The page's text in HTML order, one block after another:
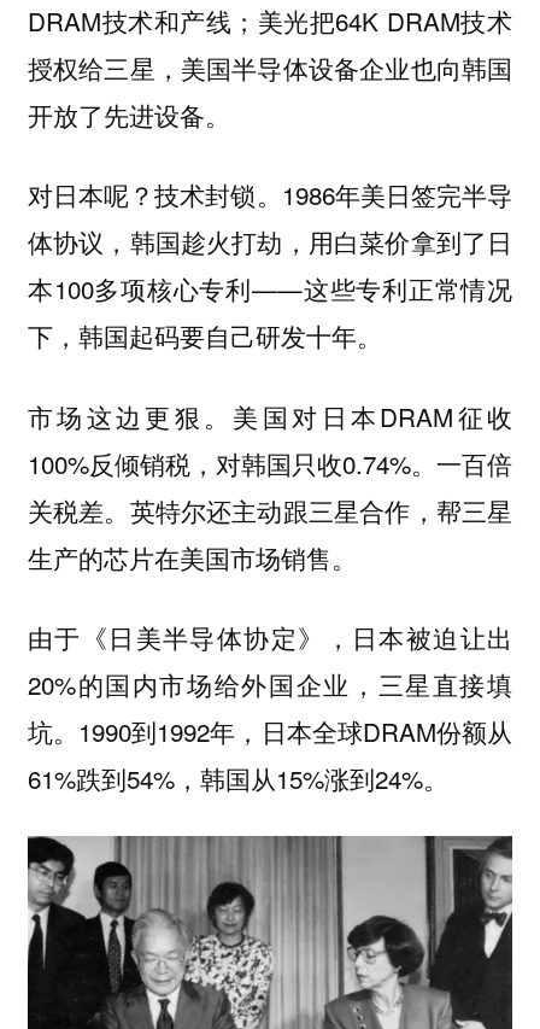
DRAM技术和产线；美光把64K DRAM技术
授权给三星，美国半导体设备企业也向韩国
开放了先进设备。
对日本呢？技术封锁。1986年美日签完半导
体协议，韩国趁火打劫，用白菜价拿到了日
本100多项核心专利——这些专利正常情况
下，韩国起码要自己研发十年。
市场这边更狠。美国对日本DRAM征收
100%反倾销税，对韩国只收0.74%。一百倍
关税差。英特尔还主动跟三星合作，帮三星
生产的芯片在美国市场销售。
由于《日美半导体协定》，日本被迫让出
20%的国内市场给外国企业，三星直接填
坑。1990到1992年，日本全球DRAM份额从
61%跌到54%，韩国从15%涨到24%。